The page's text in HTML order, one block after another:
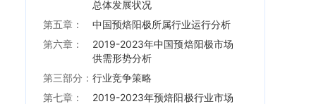
总体发展状况
第五章：
中国预焙阳极所属行业运行分析
第六章：
2019-2023年中国预焙阳极市场
供需形势分析
第三部分： 行业竞争策略
第七章：
2019-2023年预焙阳极行业市场